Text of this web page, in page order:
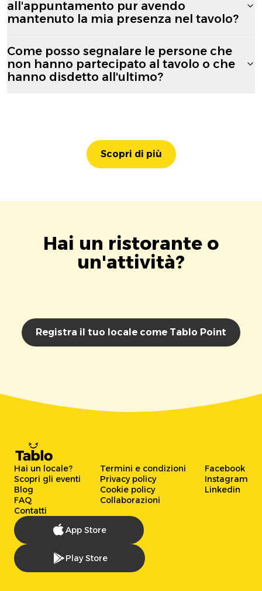
all'appuntamento pur avendo
mantenuto la mia presenza nel tavolo?
Come posso segnalare le persone che
non hanno partecipato al tavolo o che
hanno disdetto all'ultimo?
Scopri di più
Hai un ristorante o
un'attività?
Registra il tuo locale come Tablo Point
Hai un locale?
Scopri gli eventi
Blog
FAQ
Contatti
Termini e condizioni
Privacy policy
Cookie policy
Collaborazioni
Facebook
Instagram
Linkedin
App Store
Play Store